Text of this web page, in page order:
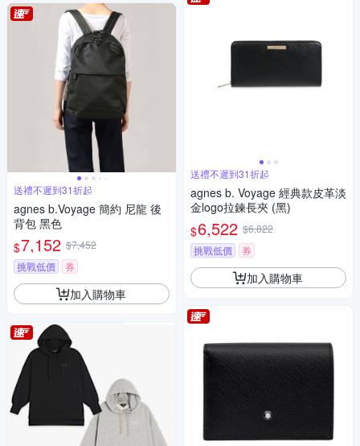
送禮不遲到31折起
agnes b.Voyage 簡約 尼龍 後
背包 黑色
$7,152 $7,452
挑戰低價
券
加入購物車
送禮不遲到31折起
agnes b. Voyage 經典款皮革淡
金logo拉鍊長夾 (黑)
$6,522 $6,822
挑戰低價
券
加入購物車